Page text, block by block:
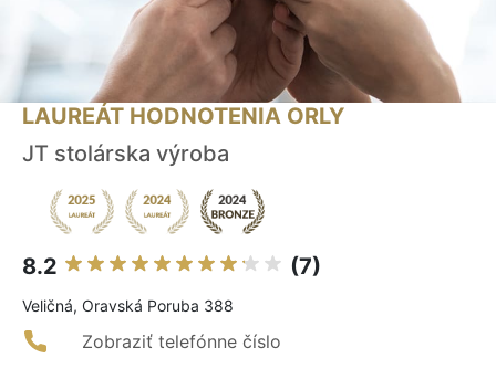
LAUREÁT HODNOTENIA ORLY
JT stolárska výroba
8.2 (7)
Veličná, Oravská Poruba 388
Zobraziť telefónne číslo